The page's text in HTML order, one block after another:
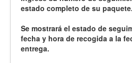
Port Of Calls
estado completo de su paquete.
Se mostrará el estado de
fecha y hora de recogida a la
entrega.